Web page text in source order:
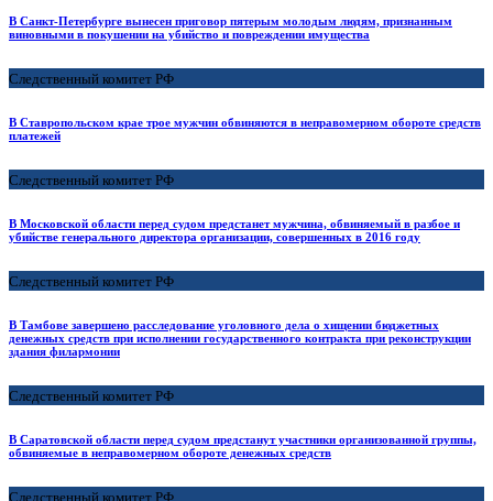
В Санкт-Петербурге вынесен приговор пятерым молодым людям, признанным
виновными в покушении на убийство и повреждении имущества
Следственный комитет РФ
В Ставропольском крае трое мужчин обвиняются в неправомерном обороте средств
платежей
Следственный комитет РФ
В Московской области перед судом предстанет мужчина, обвиняемый в разбое и
убийстве генерального директора организации, совершенных в 2016 году
Следственный комитет РФ
В Тамбове завершено расследование уголовного дела о хищении бюджетных
денежных средств при исполнении государственного контракта при реконструкции
здания филармонии
Следственный комитет РФ
В Саратовской области перед судом предстанут участники организованной группы,
обвиняемые в неправомерном обороте денежных средств
Следственный комитет РФ